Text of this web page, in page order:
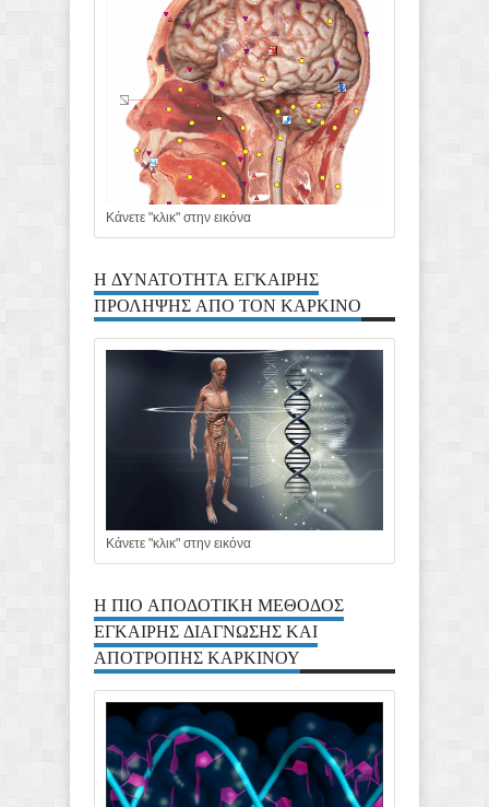
Κάνετε "κλικ" στην εικόνα
Η ΔΥΝΑΤΟΤΗΤΑ ΕΓΚΑΙΡΗΣ
ΠΡΟΛΗΨΗΣ ΑΠΟ ΤΟΝ ΚΑΡΚΙΝΟ
Κάνετε "κλικ" στην εικόνα
Η ΠΙΟ ΑΠΟΔΟΤΙΚΗ ΜΕΘΟΔΟΣ
ΕΓΚΑΙΡΗΣ ΔΙΑΓΝΩΣΗΣ ΚΑΙ
ΑΠΟΤΡΟΠΗΣ ΚΑΡΚΙΝΟΥ